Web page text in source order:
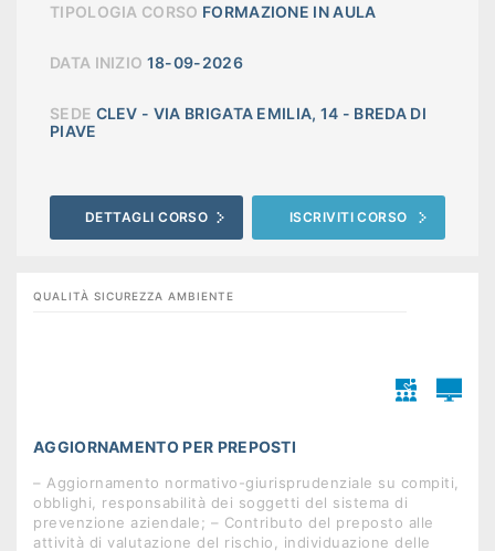
TIPOLOGIA CORSO FORMAZIONE IN AULA
DATA INIZIO 18-09-2026
SEDE CLEV - VIA BRIGATA EMILIA, 14 - BREDA DI
PIAVE
DETTAGLI CORSO ISCRIVITI CORSO
QUALITÀ SICUREZZA AMBIENTE
AGGIORNAMENTO PER PREPOSTI
– Aggiornamento normativo-giurisprudenziale su compiti,
obblighi, responsabilità dei soggetti del sistema di
prevenzione aziendale; – Contributo del preposto alle
attività di valutazione del rischio, individuazione delle